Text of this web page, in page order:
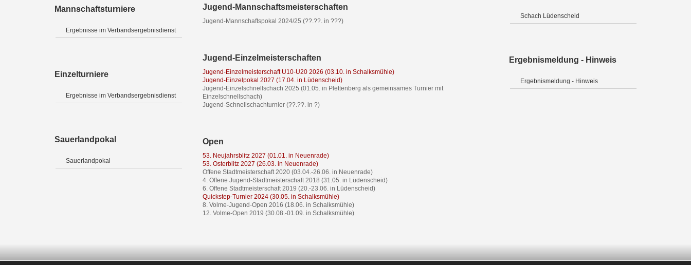
Mannschaftsturniere
Ergebnisse im Verbandsergebnisdienst
Einzelturniere
Ergebnisse im Verbandsergebnisdienst
Sauerlandpokal
Sauerlandpokal
Jugend-Mannschaftsmeisterschaften
Jugend-Mannschaftspokal 2024/25 (??.??. in ???)
Jugend-Einzelmeisterschaften
Jugend-Einzelmeisterschaft U10-U20 2026 (03.10. in Schalksmühle)
Jugend-Einzelpokal 2027 (17.04. in Lüdenscheid)
Jugend-Einzelschnellschach 2025 (01.05. in Plettenberg als gemeinsames Turnier mit
Einzelschnellschach)
Jugend-Schnellschachturnier (??.??. in ?)
Open
53. Neujahrsblitz 2027 (01.01. in Neuenrade)
53. Osterblitz 2027 (26.03. in Neuenrade)
Offene Stadtmeisterschaft 2020 (03.04.-26.06. in Neuenrade)
4. Offene Jugend-Stadtmeisterschaft 2018 (31.05. in Lüdenscheid)
6. Offene Stadtmeisterschaft 2019 (20.-23.06. in Lüdenscheid)
Quickstep-Turnier 2024 (30.05. in Schalksmühle)
8. Volme-Jugend-Open 2016 (18.06. in Schalksmühle)
12. Volme-Open 2019 (30.08.-01.09. in Schalksmühle)
Schach Lüdenscheid
Ergebnismeldung - Hinweis
Ergebnismeldung - Hinweis